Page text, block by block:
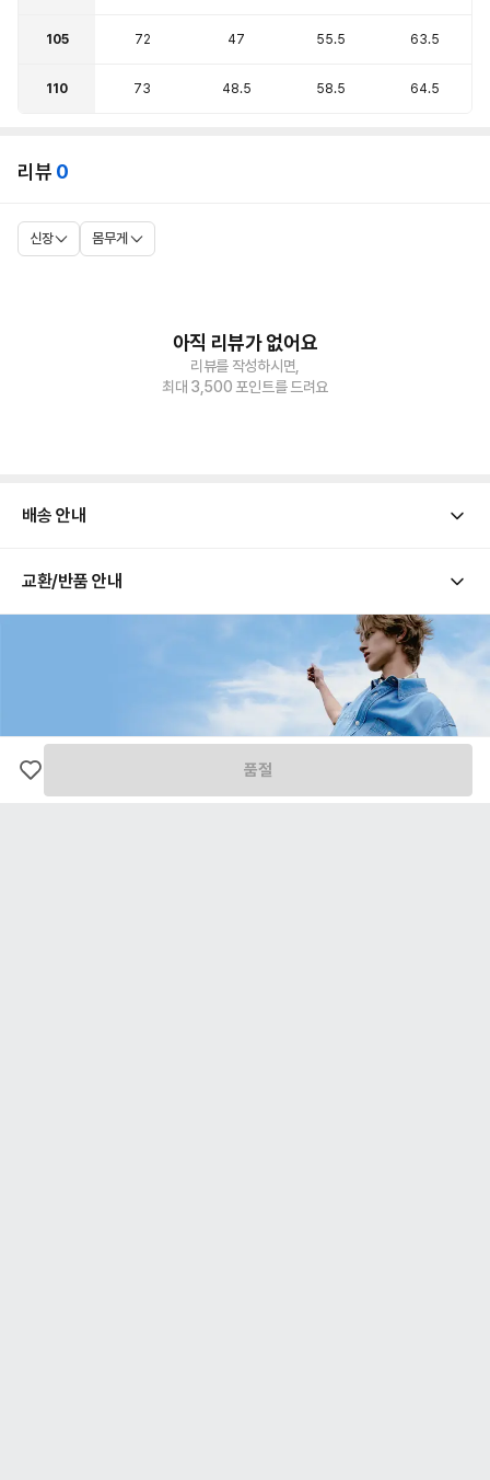
105 72 47 55.5 63.5
110 73 48.5 58.5 64.5
리뷰 0
신장 몸무게
아직 리뷰가 없어요
리뷰를 작성하시면,
최대 3,500 포인트를 드려요
배송 안내
[ 배송 기간 ]
해당 상품의 배송은 평일 기준 통상적으로 1-2일 소요됩니다.
배송 금액은 모두 댄블에서 부담합니다. 고객님의 배송 부담 금액은 0원입니다.
교환/반품 안내
본 상품은 업체별로 개별 출고되는 상품으로, 반품 시 출고 업체 기준에 따라 반품비가 각각
고객님의 변심으로 인한 반품의 경우, 왕복 택배비가 발생하며 해당 비용은 환불 금액에서
차감 후 환불 처리됩니다.
상품 수령 시 상품 하자 여부를 확인해주세요. 하자 여부를 확인하지 않고 반품된 상품은 고
품절